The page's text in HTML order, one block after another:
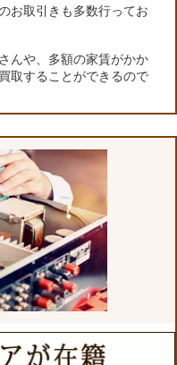
お取引きも多数行ってお
んや、多額の家賃がかか
取することができるので